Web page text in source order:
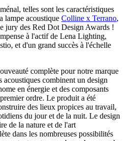
telles sont les caractéristiques
lampe acoustique Colline x Terrano,
jury des Red Dot Design Awards !
à l'actif de Lena Lighting,
et d'un grand succès à l'échelle
complète pour notre marque
combinent un design
en énergie et des composants
ordre. Le produit a été
des lieux propices au travail,
du jour et de la nuit. Le design
de la nature et de l'art
dans les nombreuses possibilités